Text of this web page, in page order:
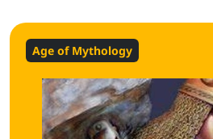
Age of Mythology